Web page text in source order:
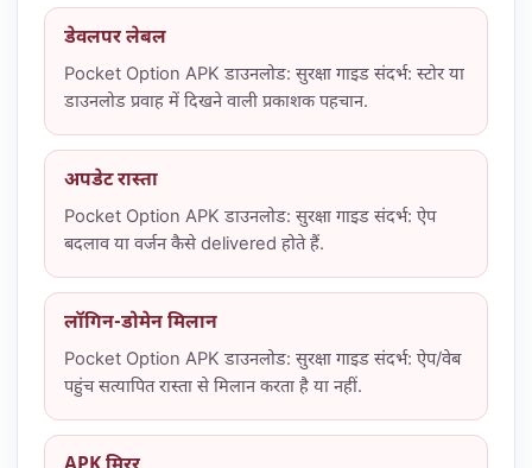
डेवलपर लेबल
Pocket Option APK डाउनलोड: सुरक्षा गाइड संदर्भ: स्टोर या
डाउनलोड प्रवाह में दिखने वाली प्रकाशक पहचान.
अपडेट रास्ता
Pocket Option APK डाउनलोड: सुरक्षा गाइड संदर्भ: ऐप
बदलाव या वर्जन कैसे delivered होते हैं.
लॉगिन-डोमेन मिलान
Pocket Option APK डाउनलोड: सुरक्षा गाइड संदर्भ: ऐप/वेब
पहुंच सत्यापित रास्ता से मिलान करता है या नहीं.